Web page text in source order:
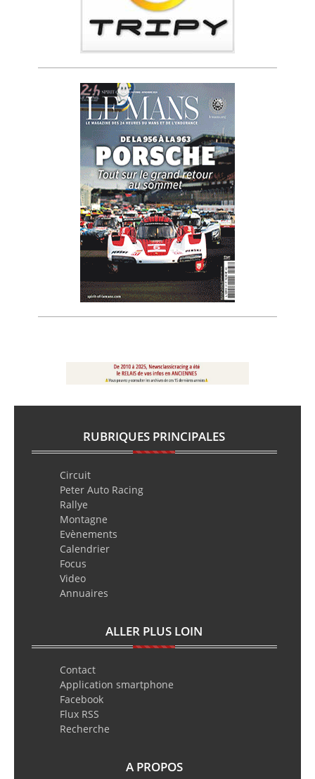
RUBRIQUES PRINCIPALES
Circuit
Peter Auto Racing
Rallye
Montagne
Evènements
Calendrier
Focus
Video
Annuaires
ALLER PLUS LOIN
Contact
Application smartphone
Facebook
Flux RSS
Recherche
A PROPOS